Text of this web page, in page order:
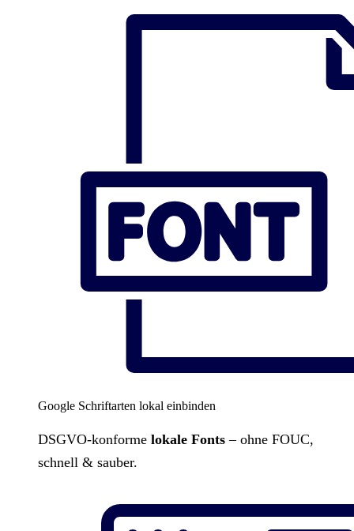
Google Schriftarten lokal einbinden
DSGVO-konforme lokale Fonts – ohne FOUC,
schnell & sauber.